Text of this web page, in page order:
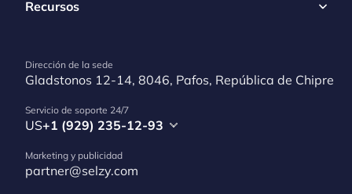
Recursos
Dirección de la sede
Gladstonos 12-14, 8046, Pafos, República de Chipre
Servicio de soporte 24/7
US+1 (929) 235-12-93
Marketing y publicidad
partner@selzy.com